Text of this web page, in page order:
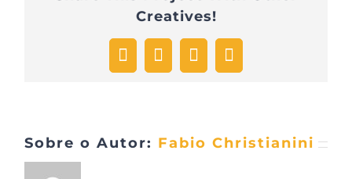
Creatives!
Facebook
Twitter Pinterest
mail
Sobre o Autor: Fabio Christianini